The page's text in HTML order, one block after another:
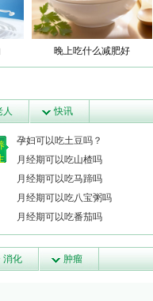
晚上吃什么减肥好
人 快讯
孕妇可以吃土豆吗？
月经期可以吃山楂吗
月经期可以吃马蹄吗
月经期可以吃八宝粥吗
月经期可以吃番茄吗
消化 肿瘤